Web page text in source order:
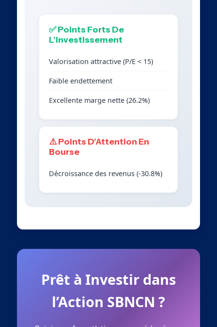
✅ Points Forts De
L’Investissement
Valorisation attractive (P/E < 15)
Faible endettement
Excellente marge nette (26.2%)
⚠️ Points D’Attention En
Bourse
Décroissance des revenus (-30.8%)
Prêt à Investir dans
l’Action SBNCN ?